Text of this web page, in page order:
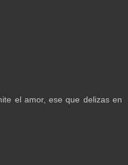
el amor, ese que delizas en